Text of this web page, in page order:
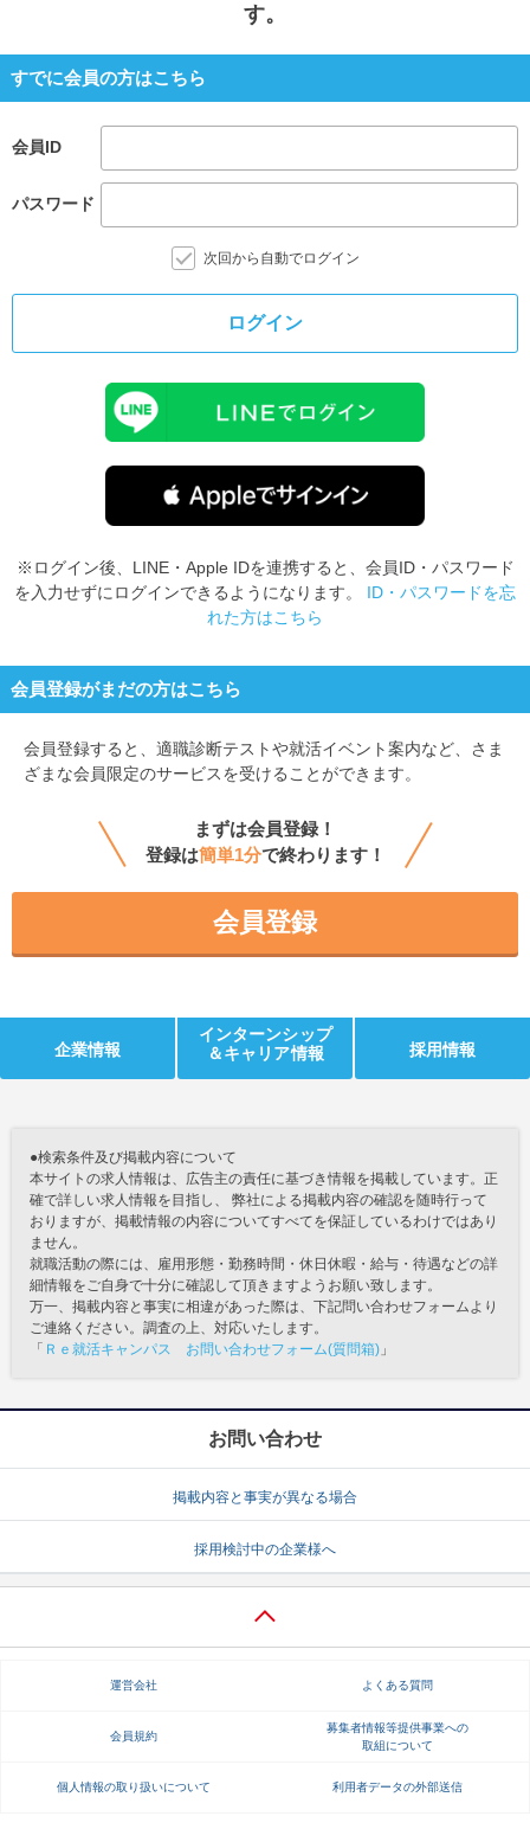
す。
すでに会員の方はこちら
会員ID
パスワード
次回から自動でログイン
ログイン
※ログイン後、LINE・Apple IDを連携すると、会員ID・パスワード
を入力せずにログインできるようになります。 ID・パスワードを忘
れた方はこちら
会員登録がまだの方はこちら
会員登録すると、 適職診断テストや就活イベント案内など、さま
ざまな会員限定のサービスを受けることができます。
まずは会員登録！
登録は簡単1分で終わります！
会員登録
企業情報
インターンシップ
＆キャリア情報
採用情報
●検索条件及び掲載内容について
本サイトの求人情報は、広告主の責任に基づき情報を掲載しています。正
確で詳しい求人情報を目指し、 弊社による掲載内容の確認を随時行って
おりますが、掲載情報の内容についてすべてを保証しているわけではあり
ません。
就職活動の際には、雇用形態・勤務時間・休日休暇・給与・待遇などの詳
細情報をご自身で十分に確認して頂きますようお願い致します。
万一、掲載内容と事実に相違があった際は、下記問い合わせフォームより
ご連絡ください。調査の上、対応いたします。
「 Ｒｅ就活キャンパス お問い合わせフォーム(質問箱) 」
お問い合わせ
掲載内容と事実が異なる場合
採用検討中の企業様へ
運営会社 よくある質問
会員規約
募集者情報等提供事業への
取組について
個人情報の取り扱いについて 利用者データの外部送信